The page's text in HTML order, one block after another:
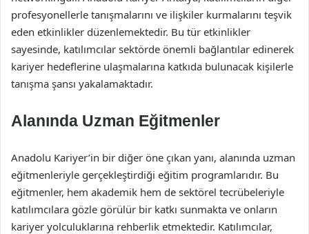
profesyonellerle tanışmalarını ve ilişkiler kurmalarını teşvik
eden etkinlikler düzenlemektedir. Bu tür etkinlikler
sayesinde, katılımcılar sektörde önemli bağlantılar edinerek
kariyer hedeflerine ulaşmalarına katkıda bulunacak kişilerle
tanışma şansı yakalamaktadır.
Alanında Uzman Eğitmenler
Anadolu Kariyer’in bir diğer öne çıkan yanı, alanında uzman
eğitmenleriyle gerçekleştirdiği eğitim programlarıdır. Bu
eğitmenler, hem akademik hem de sektörel tecrübeleriyle
katılımcılara gözle görülür bir katkı sunmakta ve onların
kariyer yolculuklarına rehberlik etmektedir. Katılımcılar,